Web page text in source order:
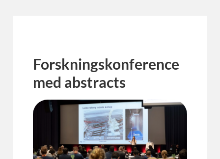
Forskningskonference
med abstracts